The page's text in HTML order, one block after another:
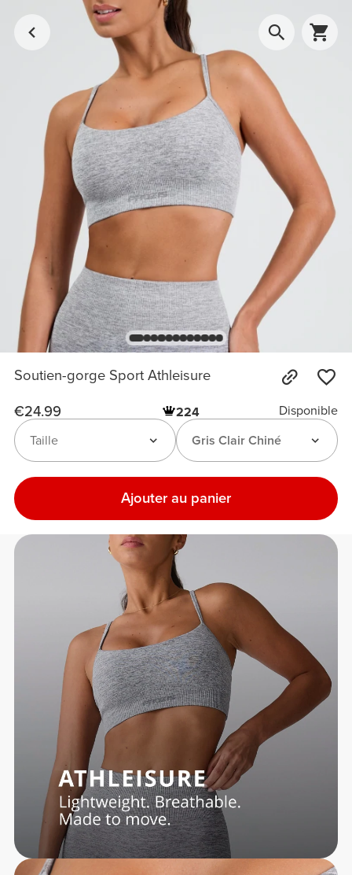
Soutien-gorge Sport Athleisure
€24.99 224
Disponible
Gris Clair Chiné
Taille
Ajouter au panier